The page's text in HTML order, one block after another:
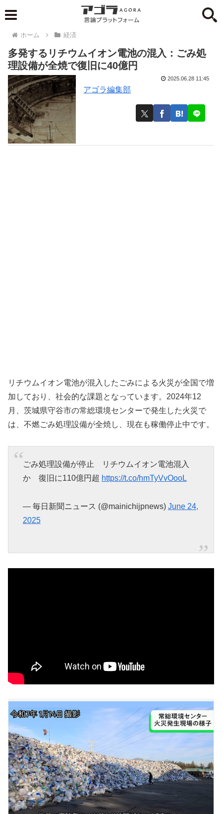
ホーム 経済
多発するリチウムイオン電池の混入：ごみ処
理設備が全焼で復旧に40億円
アゴラ編集部
2025.06.28 11:45
リチウムイオン電池が混入したごみによる火災が全国で増
加しており、社会的な課題となっています。2024年12
月、茨城県守谷市の常総環境センターで発生した火災で
は、不燃ごみ処理設備が全焼し、現在も稼働停止中です。
ごみ処理設備が停止 リチウムイオン電池混入
か 復旧に110億円超 https://t.co/hmTyVvOooL
— 毎日新聞ニュース (@mainichijpnews) June 24,
2025